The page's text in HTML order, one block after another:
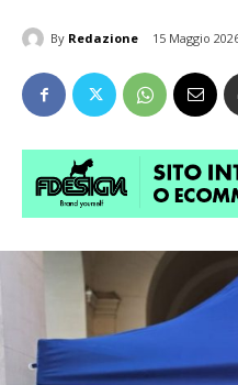
By Redazione 15 Maggio